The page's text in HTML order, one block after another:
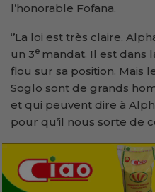
l’honorable Fofana.
‘’La loi est très claire,
un 3e mandat. Il est dans
flou sur sa position. Mais
Soglo sont de grands
et qui peuvent dire à
pour qu’il nous sorte de